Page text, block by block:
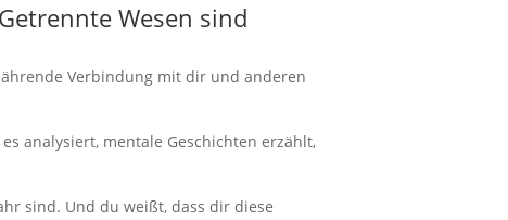
Wesen sind
Verbindung mit dir und anderen
analysiert, mentale Geschichten erzählt,
sind. Und du weißt, dass dir diese